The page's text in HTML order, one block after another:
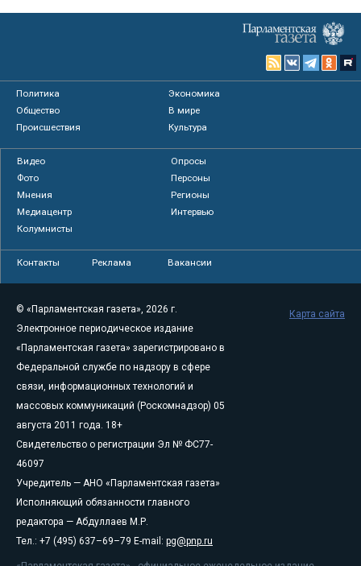
Политика
Экономика
Общество
В мире
Происшествия
Культура
Видео
Опросы
Фото
Персоны
Мнения
Регионы
Медиацентр
Интервью
Колумнисты
Контакты Реклама Вакансии
© «Парламентская газета», 2026 г.
Электронное периодическое издание
«Парламентская газета» зарегистрировано в
Федеральной службе по надзору в сфере
связи, информационных технологий и
массовых коммуникаций (Роскомнадзор) 05
августа 2011 года. 18+
Свидетельство о регистрации Эл № ФС77-
46097
Учредитель — АНО «Парламентская газета»
Исполняющий обязанности главного
редактора — Абдуллаев М.Р.
Тел.: +7 (495) 637–69–79 E-mail: pg@pnp.ru
Карта сайта